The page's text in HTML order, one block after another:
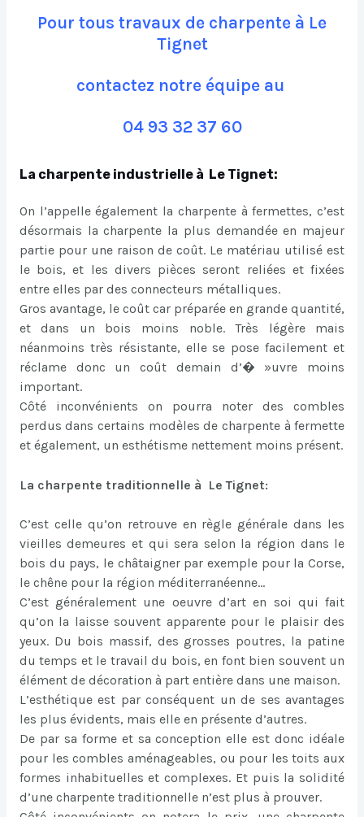
Pour tous travaux de charpente à Le
Tignet
contactez notre équipe au
04 93 32 37 60
La charpente industrielle à Le Tignet:
On l’appelle également la charpente à fermettes, c’est
désormais la charpente la plus demandée en majeur
partie pour une raison de coût. Le matériau utilisé est
le bois, et les divers pièces seront reliées et fixées
entre elles par des connecteurs métalliques.
Gros avantage, le coût car préparée en grande quantité,
et dans un bois moins noble. Très légère mais
néanmoins très résistante, elle se pose facilement et
réclame donc un coût demain d’� »uvre moins
important.
Côté inconvénients on pourra noter des combles
perdus dans certains modèles de charpente à fermette
et également, un esthétisme nettement moins présent.
La charpente traditionnelle à Le Tignet:
C’est celle qu’on retrouve en règle générale dans les
vieilles demeures et qui sera selon la région dans le
bois du pays, le châtaigner par exemple pour la Corse,
le chêne pour la région méditerranéenne…
C’est généralement une oeuvre d’art en soi qui fait
qu’on la laisse souvent apparente pour le plaisir des
yeux. Du bois massif, des grosses poutres, la patine
du temps et le travail du bois, en font bien souvent un
élément de décoration à part entière dans une maison.
L’esthétique est par conséquent un de ses avantages
les plus évidents, mais elle en présente d’autres.
De par sa forme et sa conception elle est donc idéale
pour les combles aménageables, ou pour les toits aux
formes inhabituelles et complexes. Et puis la solidité
d’une charpente traditionnelle n’est plus à prouver.